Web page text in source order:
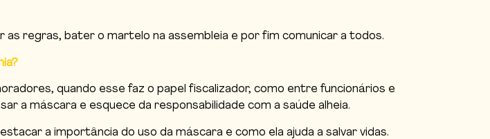
regras, bater o martelo na assembleia e por fim comunicar a todos.
quando esse faz o papel fiscalizador, como entre funcionários e
a máscara e esquece da responsabilidade com a saúde alheia.
a importância do uso da máscara e como ela ajuda a salvar vidas.